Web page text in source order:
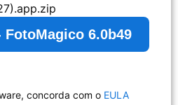
FotoMagico 6.0b49
concorda com o EULA